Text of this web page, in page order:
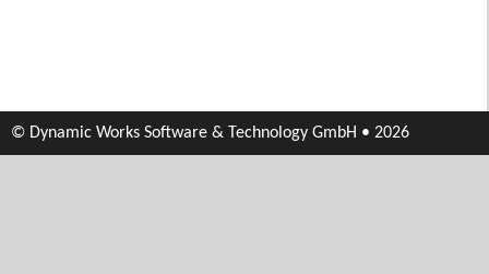
© Dynamic Works Software & Technology GmbH • 2026